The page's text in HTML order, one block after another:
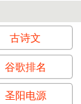
古诗文
谷歌排名
圣阳电源